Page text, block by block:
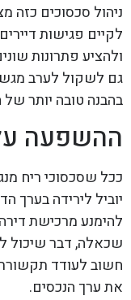
ניהול סכסוכים כזה
לקיים פגישות
ולהציע פתרונות
גם לשקול לערב
בהבנה טובה יותר
ההשפעה
ככל שסכסוכי ריח
יוביל לירידה בערך
להימנע מרכישת
שכאלה, דבר שיכול
חשוב לעודד תקשורת
את ערך הנכסים.